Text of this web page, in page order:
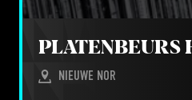
PLA­TEN­BEURS
NIEUWE NOR